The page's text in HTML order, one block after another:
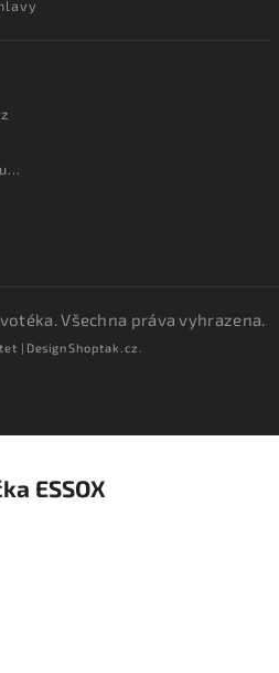
. Všechna práva vyhrazena.
| DesignShoptak.cz.
ESSOX